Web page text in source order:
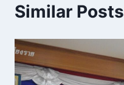
Similar Posts